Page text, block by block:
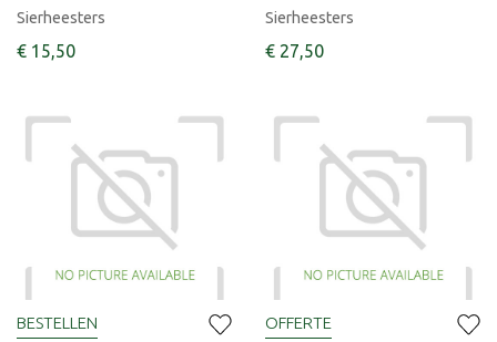
Sierheesters
€ 15,50
Sierheesters
€ 27,50
BESTELLEN OFFERTE